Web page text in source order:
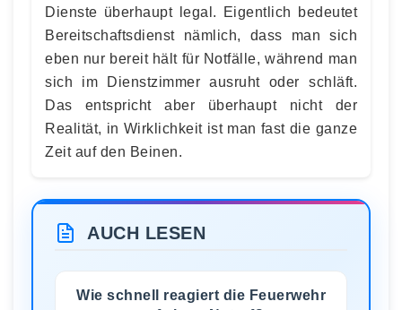
Dienste überhaupt legal. Eigentlich bedeutet
Bereitschaftsdienst nämlich, dass man sich
eben nur bereit hält für Notfälle, während man
sich im Dienstzimmer ausruht oder schläft.
Das entspricht aber überhaupt nicht der
Realität, in Wirklichkeit ist man fast die ganze
Zeit auf den Beinen.
AUCH LESEN
Wie schnell reagiert die Feuerwehr